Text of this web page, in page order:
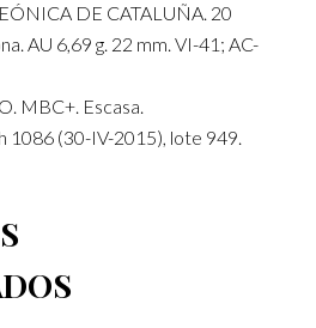
DE CATALUÑA. 20
AU 6,69 g. 22 mm. VI-41; AC-
MBC+. Escasa.
1086 (30-IV-2015), lote 949.